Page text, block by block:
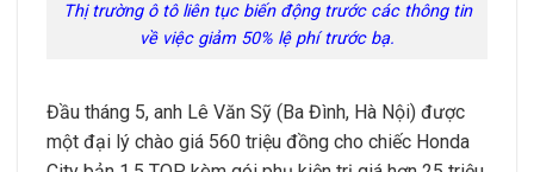
Thị trường ô tô liên tục biến động trước các thông tin
về việc giảm 50% lệ phí trước bạ.
Đầu tháng 5, anh Lê Văn Sỹ (Ba Đình, Hà Nội) được
một đại lý chào giá 560 triệu đồng cho chiếc Honda